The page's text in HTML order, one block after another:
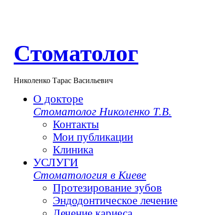
Стоматолог
Николенко Тарас Васильевич
О докторе
Стоматолог Николенко Т.В.
Контакты
Мои публикации
Клиника
УСЛУГИ
Стоматология в Киеве
Протезирование зубов
Эндодонтическое лечение